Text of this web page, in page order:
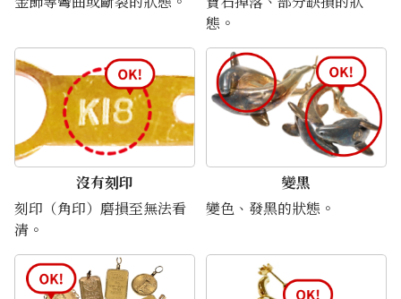
24K gold (K24) necklace
9.7g
參考回收價
HKD 13,374.26
態。
沒有刻印
刻印（角印）磨損至無法看
清。
變黑
變色、發黑的狀態。